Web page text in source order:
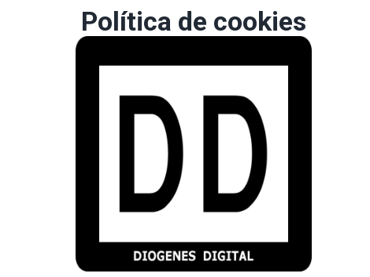
Castlevania y La furia de
es que los vampiros tienen mucho que contar como
Política de cookies